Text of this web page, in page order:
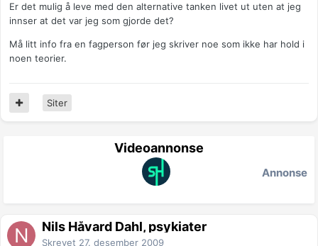
Er det mulig å leve med den alternative tanken livet ut uten at jeg
innser at det var jeg som gjorde det?
Må litt info fra en fagperson før jeg skriver noe som ikke har hold i
noen teorier.
Siter
Videoannonse
Annonse
Nils Håvard Dahl, psykiater
Skrevet 27. desember 2009